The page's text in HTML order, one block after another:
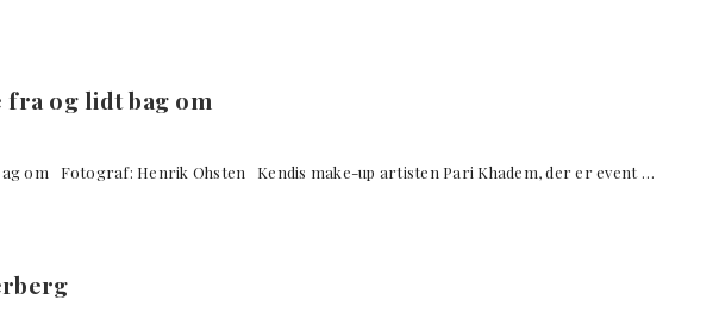
fra og lidt bag om
om Fotograf: Henrik Ohsten Kendis make-up artisten Pari Khadem, der er event …